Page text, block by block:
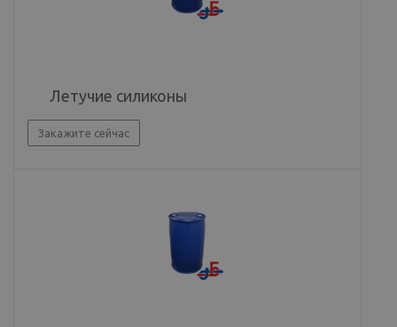
Летучие силиконы
Закажите сейчас